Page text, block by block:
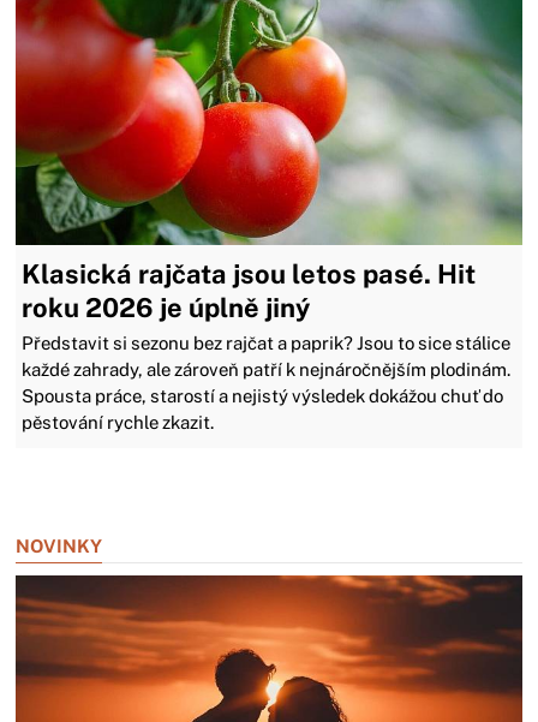
Klasická rajčata jsou letos pasé. Hit
roku 2026 je úplně jiný
Představit si sezonu bez rajčat a paprik? Jsou to sice stálice
každé zahrady, ale zároveň patří k nejnáročnějším plodinám.
Spousta práce, starostí a nejistý výsledek dokážou chuť do
pěstování rychle zkazit.
NOVINKY